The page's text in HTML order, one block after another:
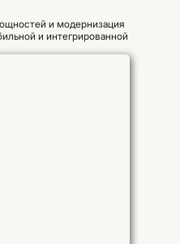
и модернизация
и интегрированной